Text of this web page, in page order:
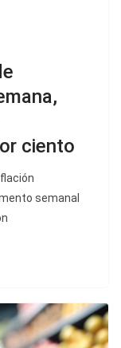
ciento
semanal